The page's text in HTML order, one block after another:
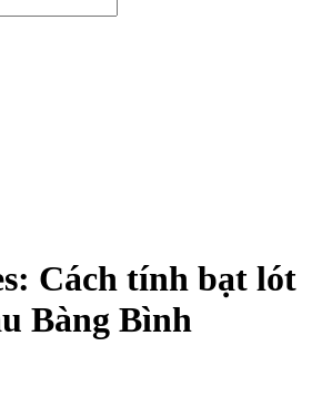
Cách tính bạt lót
Bàng Bình